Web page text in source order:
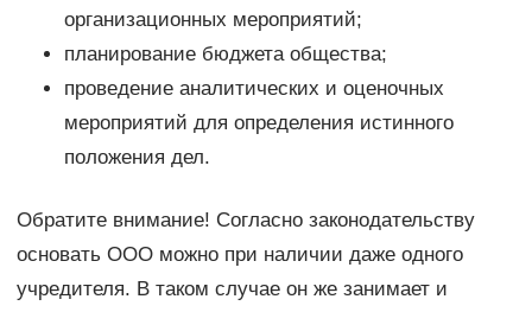
организационных мероприятий;
планирование бюджета общества;
проведение аналитических и оценочных
мероприятий для определения истинного
положения дел.
Обратите внимание! Согласно законодательству
основать ООО можно при наличии даже одного
учредителя. В таком случае он же занимает и